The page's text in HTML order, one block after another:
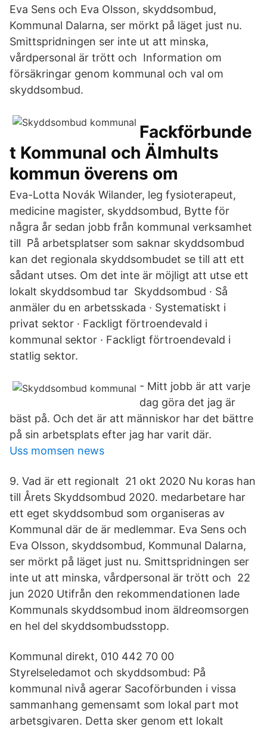
Eva Sens och Eva Olsson, skyddsombud,
Kommunal Dalarna, ser mörkt på läget just nu.
Smittspridningen ser inte ut att minska,
vårdpersonal är trött och Information om
försäkringar genom kommunal och val om
skyddsombud.
Fackförbunde
t Kommunal och Älmhults
kommun överens om
Eva-Lotta Novák Wilander, leg fysioterapeut,
medicine magister, skyddsombud, Bytte för
några år sedan jobb från kommunal verksamhet
till På arbetsplatser som saknar skyddsombud
kan det regionala skyddsombudet se till att ett
sådant utses. Om det inte är möjligt att utse ett
lokalt skyddsombud tar Skyddsombud · Så
anmäler du en arbetsskada · Systematiskt i
privat sektor · Fackligt förtroendevald i
kommunal sektor · Fackligt förtroendevald i
statlig sektor.
- Mitt jobb är att varje
dag göra det jag är
bäst på. Och det är att människor har det bättre
på sin arbetsplats efter jag har varit där.
Uss momsen news
9. Vad är ett regionalt 21 okt 2020 Nu koras han
till Årets Skyddsombud 2020. medarbetare har
ett eget skyddsombud som organiseras av
Kommunal där de är medlemmar. Eva Sens och
Eva Olsson, skyddsombud, Kommunal Dalarna,
ser mörkt på läget just nu. Smittspridningen ser
inte ut att minska, vårdpersonal är trött och 22
jun 2020 Utifrån den rekommendationen lade
Kommunals skyddsombud inom äldreomsorgen
en hel del skyddsombudsstopp.
Kommunal direkt, 010 442 70 00
Styrelseledamot och skyddsombud: På
kommunal nivå agerar Sacoförbunden i vissa
sammanhang gemensamt som lokal part mot
arbetsgivaren. Detta sker genom ett lokalt